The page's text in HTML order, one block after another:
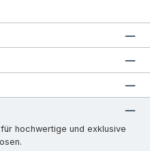
hochwertige und exklusive